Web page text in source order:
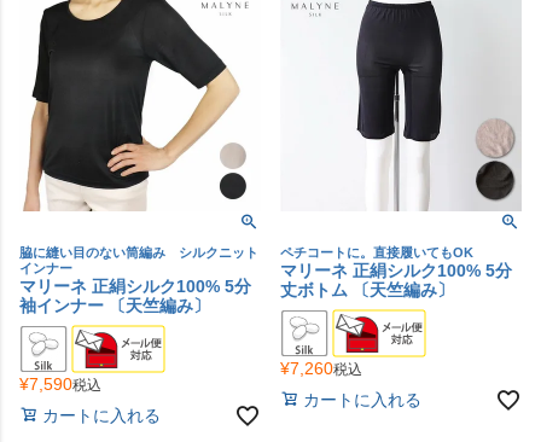
脇に縫い目のない筒編み シルクニット
インナー
マリーネ 正絹シルク100% 5分
袖インナー 〔天竺編み〕
¥7,590税込
カートに入れる
ペチコートに。直接履いてもOK
マリーネ 正絹シルク100% 5分
丈ボトム 〔天竺編み〕
¥7,260税込
カートに入れる